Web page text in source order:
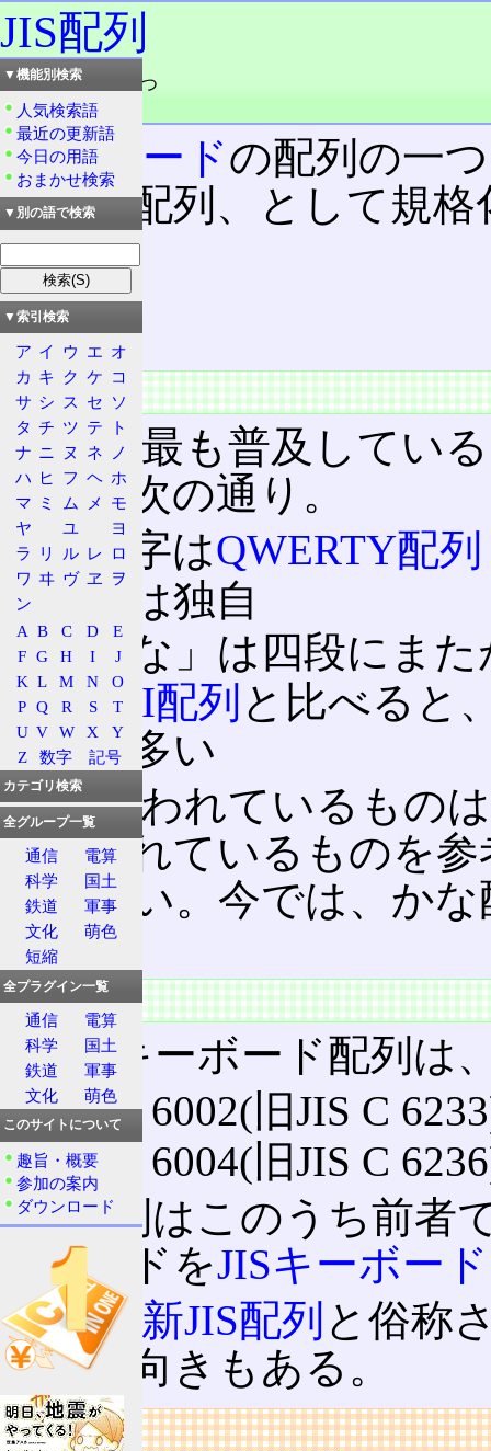
JIS配列
読み：じすはいれつ
品詞：名詞
キーボードの配列の一
けん盤配列、として規
目次
概要
特徴
概要
日本で最も普及してい
特徴は次の通り。
英数字はQWERTY配列
記号は独自
「かな」は四段にま
ASCII配列 と比べると
一つ多い
現在使われているもの
掲示されているものを
ではない。今では、か
いる。
特徴
JISのキーボード配列は
JIS X 6002(旧JIS C
JIS X 6004(旧JIS C
JIS配列はこのうち前者
ーボードをJISキーボード
後者は 新JIS配列 と俗称
と呼ぶ向きもある。
リンク
▼機能別検索
人気検索語
最近の更新語
今日の用語
おまかせ検索
▼別の語で検索
▼索引検索
ア イ ウ エ オ
カ キ ク ケ コ
サ シ ス セ ソ
タ チ ツ テ
ト
ナ ニ ヌ ネ
ノ
ハ ヒ フ ヘ ホ
マ ミ ム メ
モ
ヤ
ユ
ヨ
ラ
リ ル レ ロ
ワ ヰ ヴ ヱ
ヲ
ン
A B C D
E
F G H I
J
K L M N
O
P Q R S
T
U V W X
Y
Z
数字 記号
カテゴリ検索
全グループ一覧
通信
電算
科学
国土
鉄道
軍事
文化
萌色
短縮
全プラグイン一覧
通信
電算
科学
国土
鉄道
軍事
文化
萌色
このサイトについて
趣旨・概要
参加の案内
ダウンロード